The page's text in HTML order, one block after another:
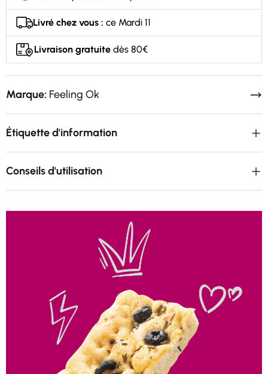
Livré chez vous : ce Mardi 11
Livraison gratuite dès 80€
Marque: Feeling Ok
Étiquette d'information
Conseils d'utilisation